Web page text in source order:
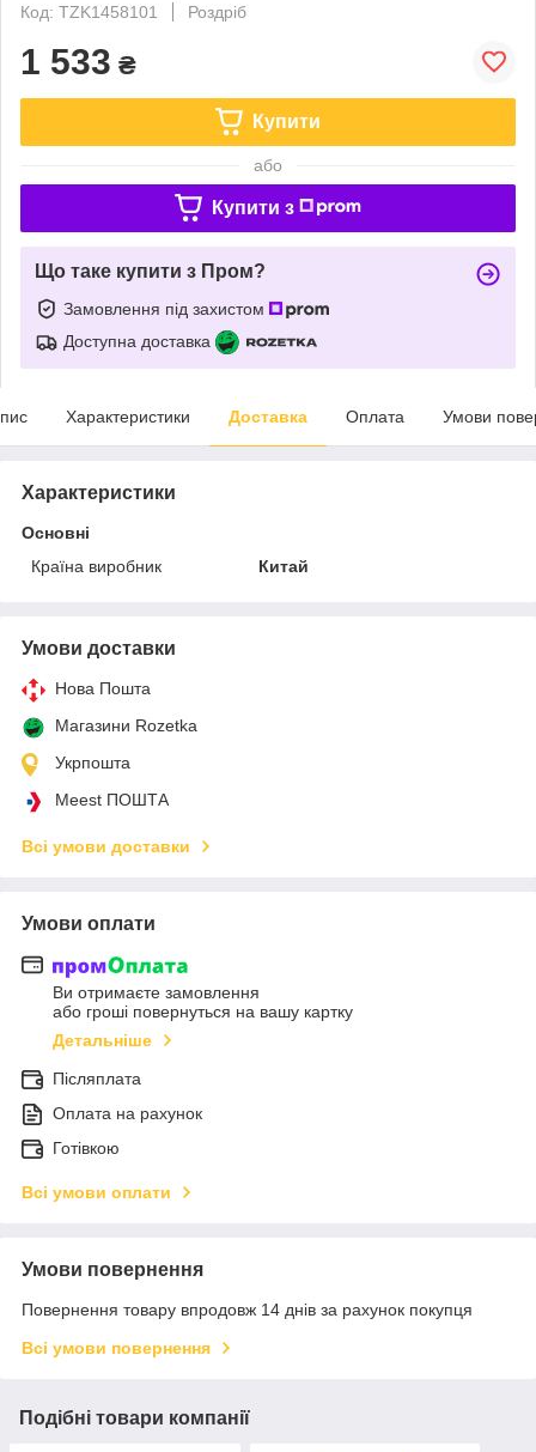
Код: TZK1458101
Роздріб
1 533 ₴
Купити
або
Купити з
Що таке купити з Пром?
Замовлення під захистом
Доступна доставка
Характеристики Доставка Оплата Умови
Характеристики
Основні
Країна виробник
Китай
Умови доставки
Нова Пошта
Магазини Rozetka
Укрпошта
Meest ПОШТА
Всі умови доставки
Умови оплати
Ви отримаєте замовлення
або гроші повернуться на вашу картку
Детальніше
Післяплата
Оплата на рахунок
Готівкою
Всі умови оплати
Умови повернення
Повернення товару впродовж 14 днів за рахунок покупця
Всі умови повернення
Подібні товари компанії